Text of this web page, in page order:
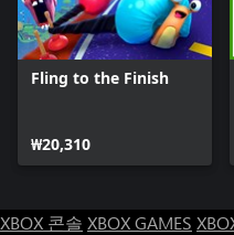
Fling to the Finish
₩20,310
XBOX 콘솔 XBOX GAMES